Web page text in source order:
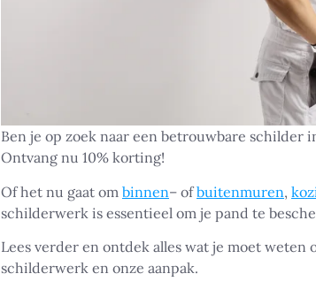
Ben je op zoek naar een betrouwbare schilder
Ontvang nu 10% korting!
Of het nu gaat om binnen– ofbuitenmuren,
schilderwerk is essentieel om je pand te
Lees verder en ontdek alles wat je moet
schilderwerk en onze aanpak.